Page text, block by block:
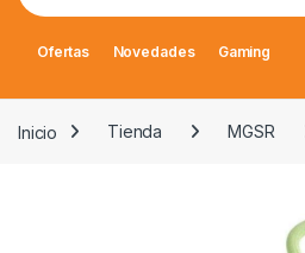
Ofertas Novedades Gaming
Inicio Tienda MGSR